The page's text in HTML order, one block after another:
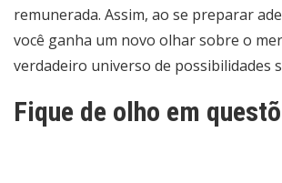
remunerada. Assim, ao se preparar
você ganha um novo olhar sobre o
verdadeiro universo de possibilidades
Fique de olho em